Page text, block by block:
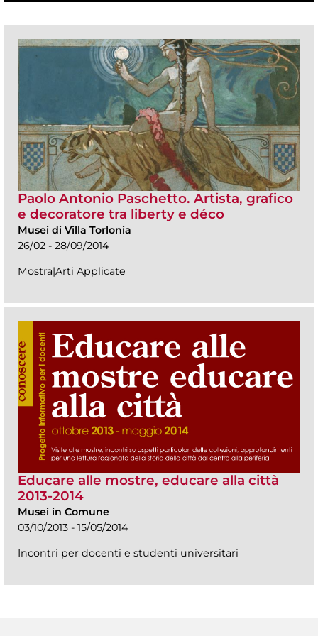
Paolo Antonio Paschetto. Artista, grafico
e decoratore tra liberty e déco
Musei di Villa Torlonia
26/02 - 28/09/2014
Mostra|Arti Applicate
Educare alle mostre, educare alla città
2013-2014
Musei in Comune
03/10/2013 - 15/05/2014
Incontri per docenti e studenti universitari